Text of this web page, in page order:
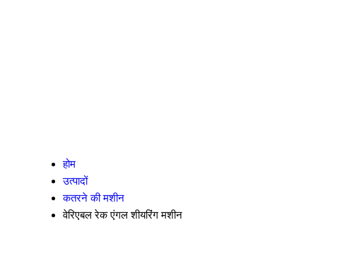
होम
उत्पादों
कतरने की मशीन
वेरिएबल रेक एंगल शीयरिंग मशीन